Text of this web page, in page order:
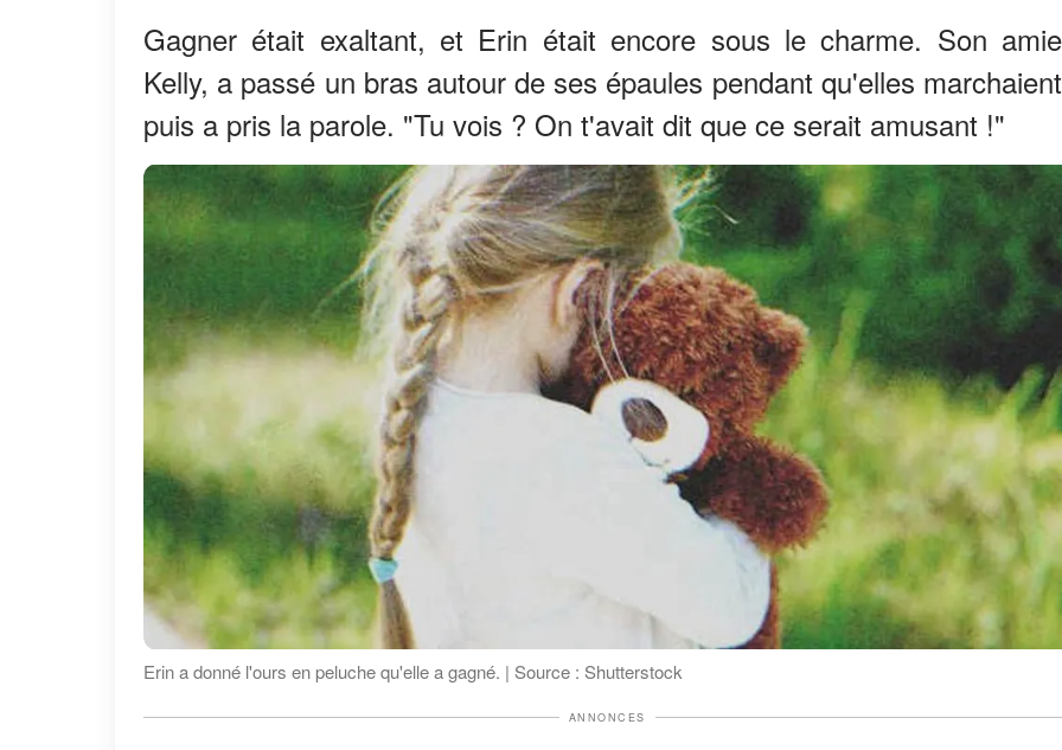
Gagner était exaltant, et Erin était encore sous le charme. Son
Kelly, a passé un bras autour de ses épaules pendant qu'elles
puis a pris la parole. "Tu vois ? On t'avait dit que ce serait amusant !"
Erin a donné l'ours en peluche qu'elle a gagné. | Source : Shutterstock
ANNONCES